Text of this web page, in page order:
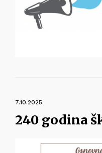
7.10.2025.
240 godina